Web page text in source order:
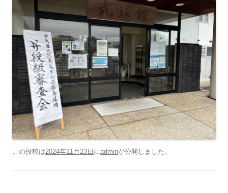
この投稿は2024年11月23日 にadminが公開しました 。